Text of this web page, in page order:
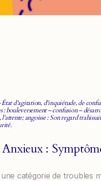
d’agitation, d’inquiétude, de
bouleversement – confusion –
angoisse : Son regard
:
catégorie de troubles